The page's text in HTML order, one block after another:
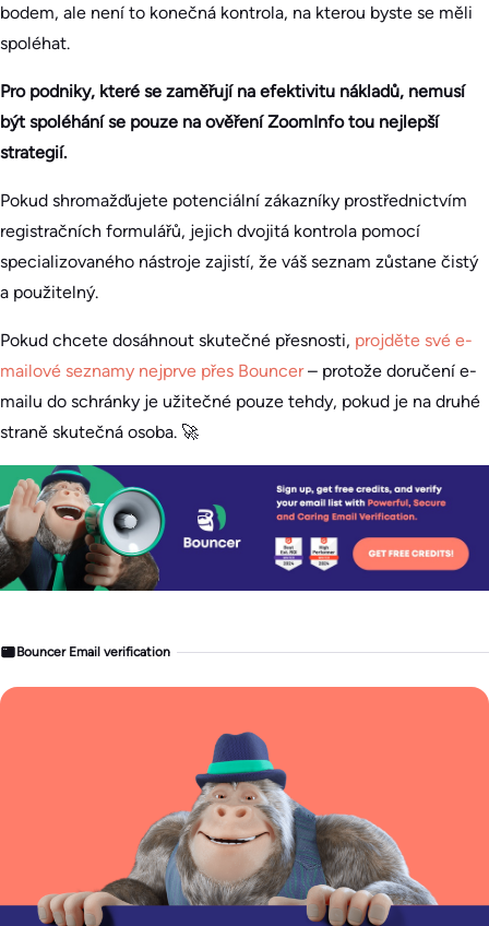
bodem, ale není to konečná kontrola, na kterou byste se měli
spoléhat.
Pro podniky, které se zaměřují na efektivitu nákladů, nemusí
být spoléhání se pouze na ověření ZoomInfo tou nejlepší
strategií.
Pokud shromažďujete potenciální zákazníky prostřednictvím
registračních formulářů, jejich dvojitá kontrola pomocí
specializovaného nástroje zajistí, že váš seznam zůstane čistý
a použitelný.
Pokud chcete dosáhnout skutečné přesnosti, projděte své e-
mailové seznamy nejprve přes Bouncer– protože doručení e-
mailu do schránky je užitečné pouze tehdy, pokud je na druhé
straně skutečná osoba. 🚀
Bouncer Email verification